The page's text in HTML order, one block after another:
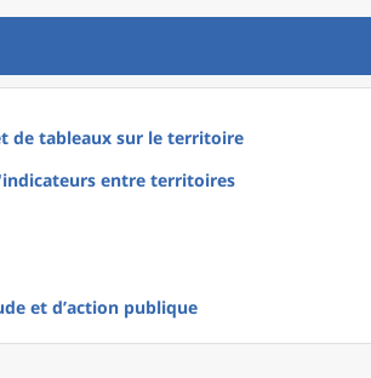
de tableaux sur le territoire
entre territoires
et d’action publique